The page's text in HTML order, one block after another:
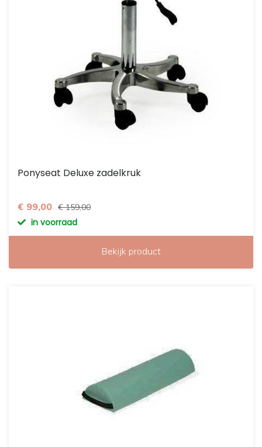
Ponyseat Deluxe zadelkruk
€ 99,00 € 159,00
in voorraad
Bekijk product